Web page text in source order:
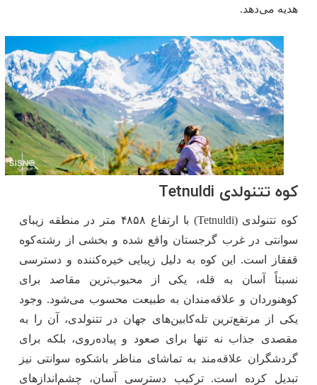
هدیه می‌دهد.
کوه تتنولدی Tetnuldi
کوه تتنولدی (Tetnuldi) با ارتفاع ۴۸۵۸ متر در منطقه زیبای
سوانتی در غرب گرجستان واقع شده و بخشی از رشته‌کوه
قفقاز است. این کوه به ‌دلیل زیبایی خیره‌کننده و دسترسی
نسبتاً آسان به قله، یکی از محبوب‌ترین مقاصد برای
کوهنوردان و علاقه‌مندان به طبیعت محسوب می‌شود. وجود
یکی از مرتفع‌ترین تله‌کابین‌های جهان در تتنولدی، آن را به
مقصدی جذاب نه ‌تنها برای صعود و پیاده‌روی، بلکه برای
گردشگران علاقه‌مند به تماشای مناظر باشکوه سوانتی نیز
تبدیل کرده است. ترکیب دسترسی آسان، چشم‌اندازهای